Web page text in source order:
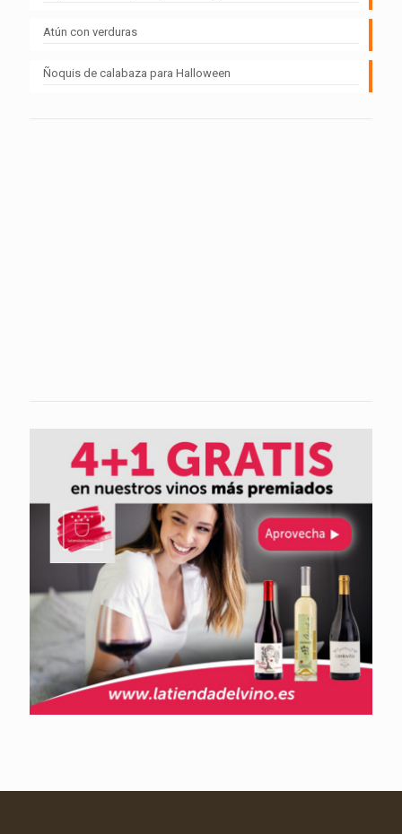
Atún con verduras
Ñoquis de calabaza para Halloween